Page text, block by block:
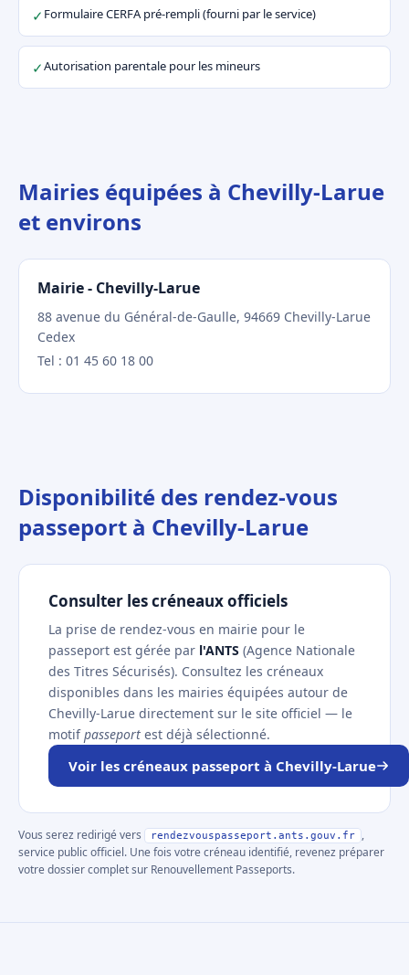
✓ Formulaire CERFA pré-rempli (fourni par le service)
✓Autorisation parentale pour les mineurs
Mairies équipées à Chevilly-Larue
et environs
Mairie - Chevilly-Larue
88 avenue du Général-de-Gaulle, 94669 Chevilly-Larue
Cedex
Tel : 01 45 60 18 00
Disponibilité des rendez-vous
passeport à Chevilly-Larue
Consulter les créneaux officiels
La prise de rendez-vous en mairie pour le
passeport est gérée par l'ANTS (Agence Nationale
des Titres Sécurisés). Consultez les créneaux
disponibles dans les mairies équipées autour de
Chevilly-Larue directement sur le site officiel — le
motifpasseport est déjà sélectionné.
Voir les créneaux passeport à Chevilly-Larue
Vous serez redirigé vers rendezvouspasseport.ants.gouv.fr
,
service public officiel. Une fois votre créneau identifié, revenez préparer
votre dossier complet sur Renouvellement Passeports.